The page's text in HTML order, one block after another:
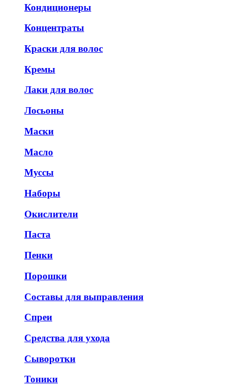
Кондиционеры
Концентраты
Краски для волос
Кремы
Лаки для волос
Лосьоны
Маски
Масло
Муссы
Наборы
Окислители
Паста
Пенки
Порошки
Составы для выправления
Спреи
Средства для ухода
Сыворотки
Тоники